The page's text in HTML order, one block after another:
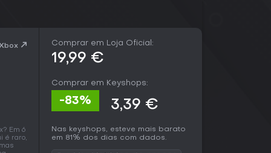
Em 6
é raro,
Comprar em Loja Oficial:
19,99 €
Comprar em Keyshops:
-83% 3,39 €
Nas keyshops, esteve mais barato
em 81% dos dias com dados.